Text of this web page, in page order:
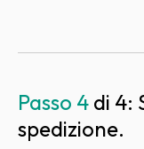
Passo 4 di 4:
spedizione.